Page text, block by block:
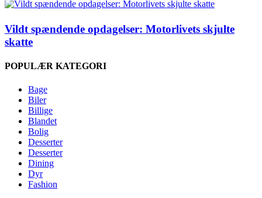
Vildt spændende opdagelser: Motorlivets skjulte
skatte
POPULÆR KATEGORI
Bage
Biler
Billige
Blandet
Bolig
Desserter
Desserter
Dining
Dyr
Fashion